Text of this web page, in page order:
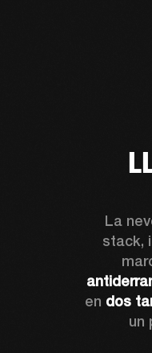
La
stack,
en dos
un